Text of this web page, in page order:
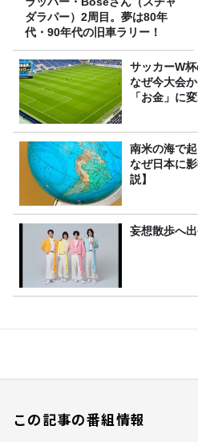
ダラパー）2周目。夢は80年
代・90年代の旧車ラリー！
サッカーW
なぜ今大会
「お金」に
南米の海で
なぜ日本に
説】
妄想散歩へ
この記事の番組情報